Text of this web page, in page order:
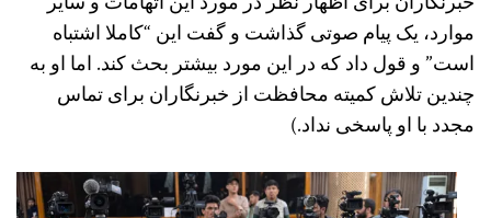
موارد، یک پیام صوتی گذاشت و گفت این “کاملا اشتباه
است” و قول داد که در این مورد بیشتر بحث کند. اما او به
چندین تلاش کمیته محافظت از خبرنگاران برای تماس
مجدد با او پاسخی نداد.)